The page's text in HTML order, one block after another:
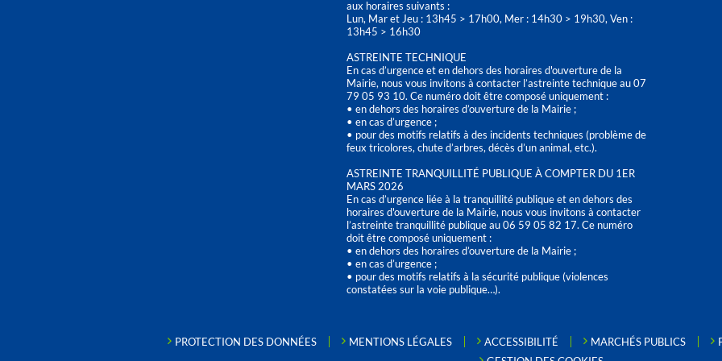
aux horaires suivants :
Lun, Mar et Jeu : 13h45 > 17h00, Mer : 14h30 > 19h30, Ven :
13h45 > 16h30
ASTREINTE TECHNIQUE
En cas d’urgence et en dehors des horaires d'ouverture de la
Mairie, nous vous invitons à contacter l’astreinte technique au 07
79 05 93 10. Ce numéro doit être composé uniquement :
• en dehors des horaires d’ouverture de la Mairie ;
• en cas d’urgence ;
• pour des motifs relatifs à des incidents techniques (problème de
feux tricolores, chute d’arbres, décès d’un animal, etc.).
ASTREINTE TRANQUILLITÉ PUBLIQUE À COMPTER DU 1ER
MARS 2026
En cas d’urgence liée à la tranquillité publique et en dehors des
horaires d'ouverture de la Mairie, nous vous invitons à contacter
l’astreinte tranquillité publique au 06 59 05 82 17. Ce numéro
doit être composé uniquement :
• en dehors des horaires d’ouverture de la Mairie ;
• en cas d’urgence ;
• pour des motifs relatifs à la sécurité publique (violences
constatées sur la voie publique…).
PROTECTION DES DONNÉES MENTIONS LÉGALES ACCESSIBILITÉ MARCHÉS PUBLICS